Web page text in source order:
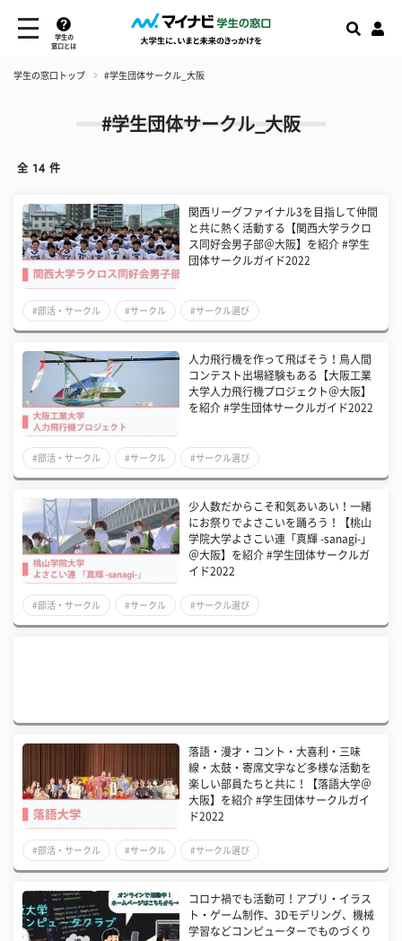
学生の
窓口とは
学生の窓口トップ #学生団体サークル_大阪
#学生団体サークル_大阪
全 14 件
関西リーグファイナル3を目指して仲間
と共に熱く活動する【関西大学ラクロ
ス同好会男子部＠大阪】を紹介 #学生
団体サークルガイド2022
#部活・サークル #サークル #サークル選び
人力飛行機を作って飛ばそう！鳥人間
コンテスト出場経験もある【大阪工業
大学人力飛行機プロジェクト＠大阪】
を紹介 #学生団体サークルガイド2022
#部活・サークル #サークル #サークル選び
少人数だからこそ和気あいあい！一緒
にお祭りでよさこいを踊ろう！【桃山
学院大学よさこい連「真輝 -sanagi-」
＠大阪】を紹介 #学生団体サークルガ
イド2022
#部活・サークル #サークル #サークル選び
落語・漫才・コント・大喜利・三味
線・太鼓・寄席文字など多様な活動を
楽しい部員たちと共に！【落語大学＠
大阪】を紹介 #学生団体サークルガイ
ド2022
#部活・サークル #サークル #サークル選び
コロナ禍でも活動可！アプリ・イラス
ト・ゲーム制作、3Dモデリング、機械
学習などコンピューターでものづくり